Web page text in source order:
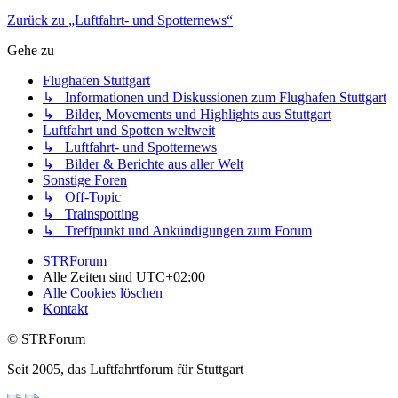
Zurück zu „Luftfahrt- und Spotternews“
Gehe zu
Flughafen Stuttgart
↳ Informationen und Diskussionen zum Flughafen Stuttgart
↳ Bilder, Movements und Highlights aus Stuttgart
Luftfahrt und Spotten weltweit
↳ Luftfahrt- und Spotternews
↳ Bilder & Berichte aus aller Welt
Sonstige Foren
↳ Off-Topic
↳ Trainspotting
↳ Treffpunkt und Ankündigungen zum Forum
STRForum
Alle Zeiten sind UTC+02:00
Alle Cookies löschen
Kontakt
© STRForum
Seit 2005, das Luftfahrtforum für Stuttgart